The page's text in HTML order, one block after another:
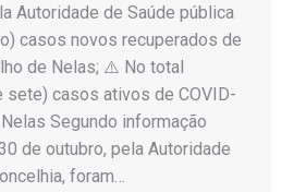
Autoridade de Saúde pública
casos novos recuperados de
de Nelas; ⚠️ No total
sete) casos ativos de COVID-
Segundo informação
de outubro, pela Autoridade
foram…